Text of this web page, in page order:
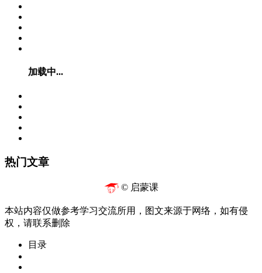
加载中...
热门文章
© 启蒙课
本站内容仅做参考学习交流所用，图文来源于网络，如有侵
权，请联系删除
目录